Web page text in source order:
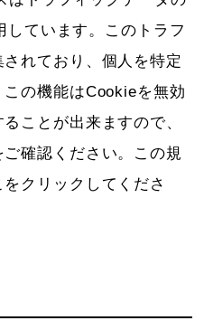
ています。このトラフ
れており、個人を特定
の機能はCookieを無効
ことが出来ますので、
確認ください。この規
クリックしてくださ